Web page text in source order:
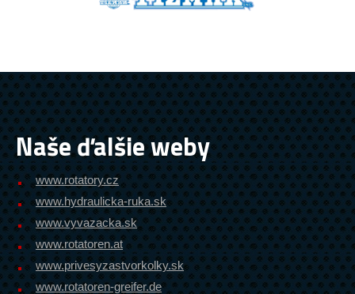
Naše ďalšie weby
www.rotatory.cz
www.hydraulicka-ruka.sk
www.vyvazacka.sk
www.rotatoren.at
www.privesyzastvorkolky.sk
www.rotatoren-greifer.de